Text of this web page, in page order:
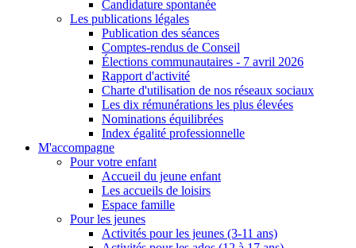
Candidature spontanée
Les publications légales
Publication des séances
Comptes-rendus de Conseil
Élections communautaires - 7 avril 2026
Rapport d'activité
Charte d'utilisation de nos réseaux sociaux
Les dix rémunérations les plus élevées
Nominations équilibrées
Index égalité professionnelle
M'accompagne
Pour votre enfant
Accueil du jeune enfant
Les accueils de loisirs
Espace famille
Pour les jeunes
Activités pour les jeunes (3-11 ans)